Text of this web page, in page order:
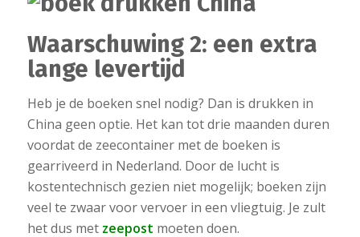
Waarschuwing 2: een extra
lange levertijd
Heb je de boeken snel nodig? Dan is drukken in
China geen optie. Het kan tot drie maanden duren
voordat de zeecontainer met de boeken is
gearriveerd in Nederland. Door de lucht is
kostentechnisch gezien niet mogelijk; boeken zijn
veel te zwaar voor vervoer in een vliegtuig. Je zult
het dus met zeepost moeten doen.